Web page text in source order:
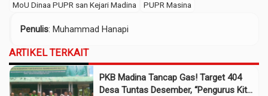
MoU Dinaa PUPR san Kejari Madina
PUPR Masina
Penulis: Muhammad Hanapi
ARTIKEL TERKAIT
PKB Madina Tancap Gas! Target 404
Desa Tuntas Desember, “Pengurus Kita